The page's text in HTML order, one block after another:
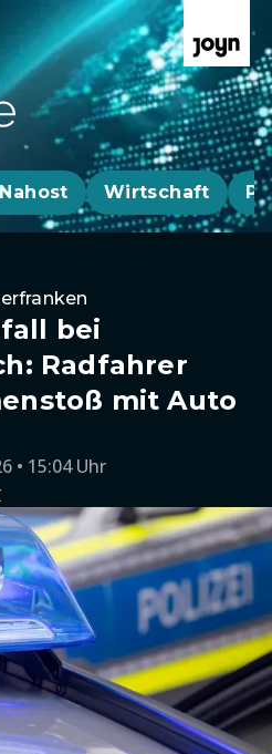
Wirtschaft
bei
Radfahrer
mit Auto
• 15:04 Uhr